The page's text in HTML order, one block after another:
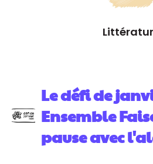
Le défi de
Ensemble
pause avec